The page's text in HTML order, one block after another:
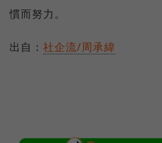
慣而努力。
出自： 社企流/周承緯